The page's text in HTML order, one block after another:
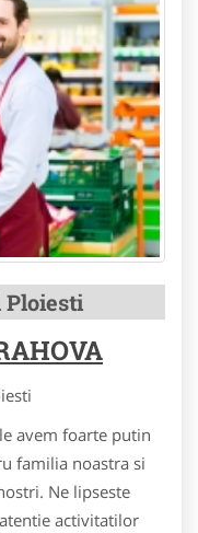
Ploiesti
avem foarte putin
familia noastra si
Ne lipseste
activitatilor